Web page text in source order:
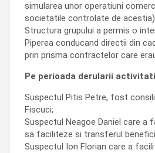
simularea unor operatiuni
societatile controlate de acestia)
Structura grupului a permis o
Piperea conducand directii din
prin prisma contractelor care
Pe perioada derularii
Suspectul Pitis Petre, fost
Fiscuci;
Suspectul Neagoe Daniel care
sa faciliteze si transferul
Suspectul Ion Florian care a